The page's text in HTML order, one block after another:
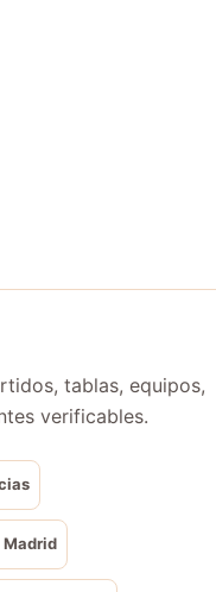
tablas, equipos,
verificables.
Madrid